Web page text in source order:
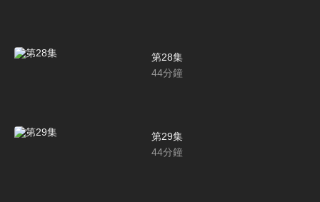
第28集
44分鐘
第29集
44分鐘